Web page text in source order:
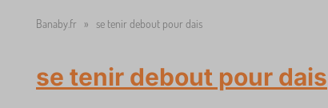
Banaby.fr » se tenir debout pour dais
se tenir debout pour dais